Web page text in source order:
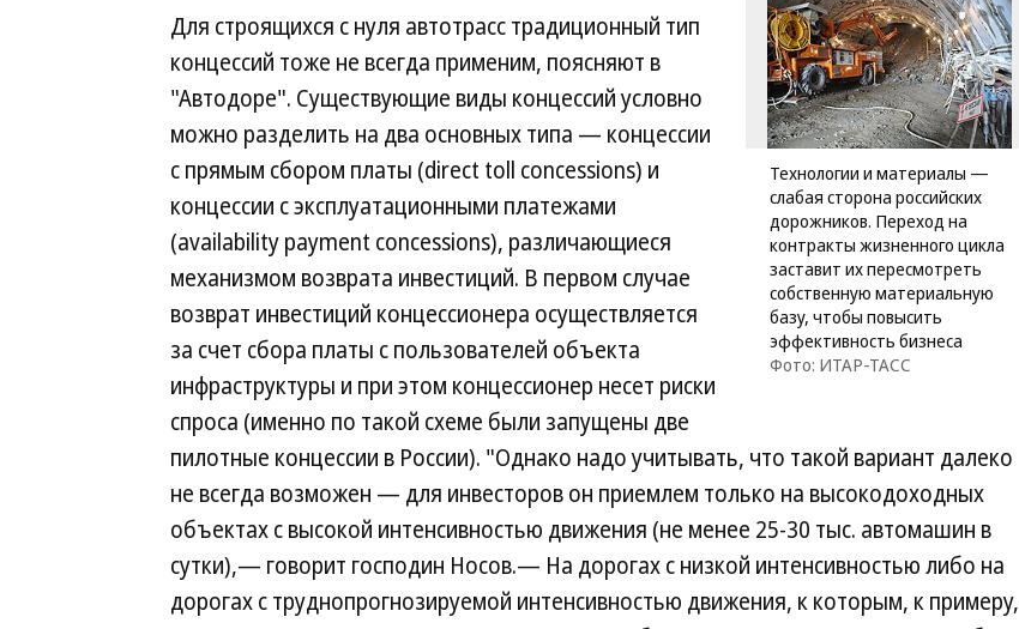
Технологии и материалы —
слабая сторона российских
дорожников. Переход на
контракты жизненного цикла
заставит их пересмотреть
собственную материальную
базу, чтобы повысить
эффективность бизнеса
Фото: ИТАР-ТАСС
Для строящихся с нуля автотрасс традиционный тип
концессий тоже не всегда применим, поясняют в
"Автодоре". Существующие виды концессий условно
можно разделить на два основных типа — концессии
с прямым сбором платы (direct toll concessions) и
концессии с эксплуатационными платежами
(availability payment concessions), различающиеся
механизмом возврата инвестиций. В первом случае
возврат инвестиций концессионера осуществляется
за счет сбора платы с пользователей объекта
инфраструктуры и при этом концессионер несет риски
спроса (именно по такой схеме были запущены две
пилотные концессии в России). "Однако надо учитывать, что такой вариант далеко
не всегда возможен — для инвесторов он приемлем только на высокодоходных
объектах с высокой интенсивностью движения (не менее 25-30 тыс. автомашин в
сутки),— говорит господин Носов.— На дорогах с низкой интенсивностью либо на
дорогах с труднопрогнозируемой интенсивностью движения, к которым, к примеру,